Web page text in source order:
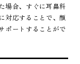
場合、すぐに耳鼻科
対応することで、顔
ポートすることがで